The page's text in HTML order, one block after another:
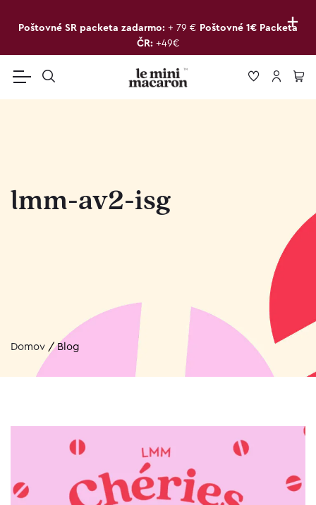
+
Poštovné SR packeta zadarmo: + 79 € Poštovné 1€ Packeta
ČR: +49€
lmm-av2-isg
Domov /Blog